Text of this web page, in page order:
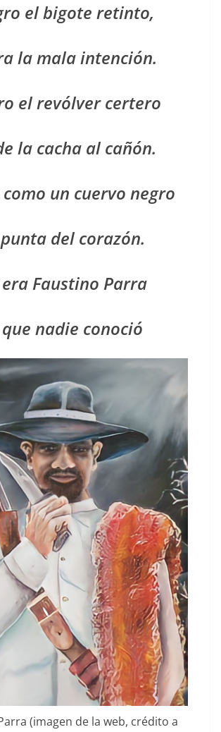
el big­ote retinto,
la mala intención.
el revólver certero
la cacha al cañón.
un cuer­vo negro
del corazón.
Fausti­no Parra
nadie conoció
(ima­gen de la web, crédi­to a